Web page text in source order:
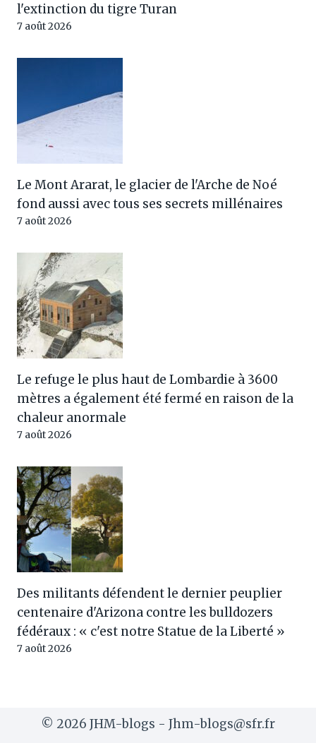
l'extinction du tigre Turan
7 août 2026
Le Mont Ararat, le glacier de l'Arche de Noé
fond aussi avec tous ses secrets millénaires
7 août 2026
Le refuge le plus haut de Lombardie à 3600
mètres a également été fermé en raison de la
chaleur anormale
7 août 2026
Des militants défendent le dernier peuplier
centenaire d'Arizona contre les bulldozers
fédéraux : « c'est notre Statue de la Liberté »
7 août 2026
© 2026 JHM-blogs - Jhm-blogs@sfr.fr